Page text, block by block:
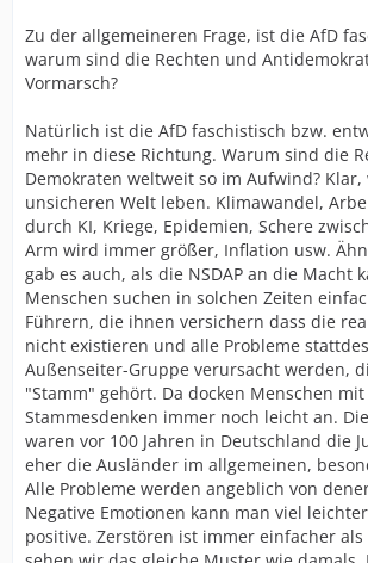
Zu der allgemeineren Frage, ist die AfD
warum sind die Rechten und
Vormarsch?
Natürlich ist die AfD faschistisch bzw.
mehr in diese Richtung. Warum sind die
Demokraten weltweit so im Aufwind?
unsicheren Welt leben. Klimawandel,
durch KI, Kriege, Epidemien, Schere
Arm wird immer größer, Inflation usw.
gab es auch, als die NSDAP an die Macht
Menschen suchen in solchen Zeiten
Führern, die ihnen versichern dass die
nicht existieren und alle Probleme
Außenseiter-Gruppe verursacht werden,
"Stamm" gehört. Da docken Menschen
Stammesdenken immer noch leicht an.
waren vor 100 Jahren in Deutschland die
eher die Ausländer im allgemeinen,
Alle Probleme werden angeblich von
Negative Emotionen kann man viel
positive. Zerstören ist immer einfacher als